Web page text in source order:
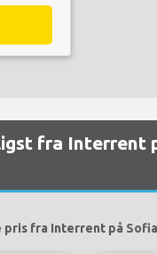
fra Interrent
fra Interrent på